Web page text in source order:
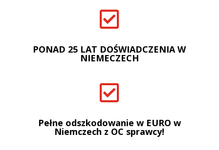

PONAD 25 LAT DOŚWIADCZENIA W
NIEMECZECH

Pełne odszkodowanie w EURO w
Niemczech z OC sprawcy!